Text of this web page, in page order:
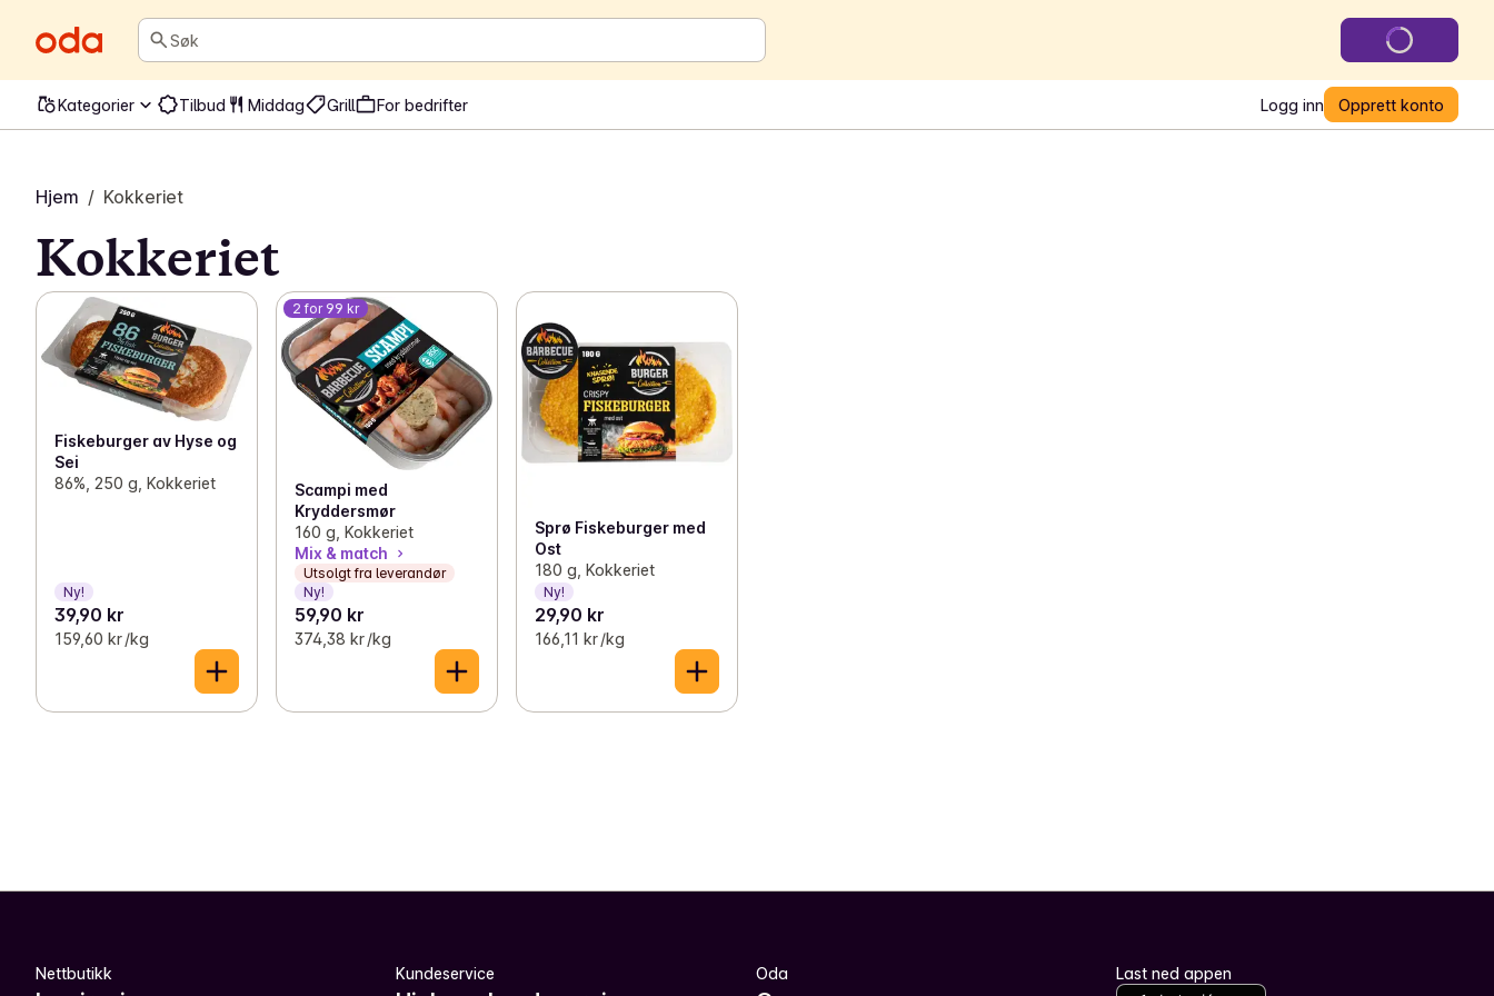
Søk
Kategorier Tilbud Middag Grill For bedrifter Logg inn Opprett konto
Hjem / Kokkeriet
Kokkeriet
Fiskeburger av Hyse og
Sei
86%, 250 g, Kokkeriet
Ny!
39,90 kr
159,60 kr /kg
2 for 99 kr
Scampi med
Kryddersmør
160 g, Kokkeriet
Mix & match
Utsolgt fra leverandør
Ny!
59,90 kr
374,38 kr /kg
Sprø Fiskeburger med
Ost
180 g, Kokkeriet
Ny!
29,90 kr
166,11 kr /kg
Nettbutikk Kundeservice Oda Last ned appen